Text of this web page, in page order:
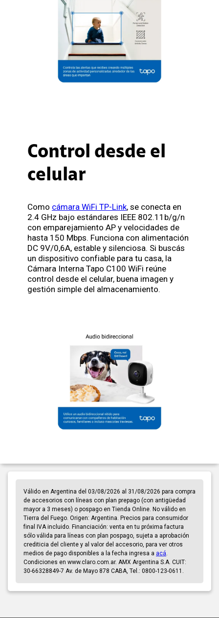
Control desde el
celular
Como cámara WiFi TP-Link, se conecta en
2.4 GHz bajo estándares IEEE 802.11b/g/n
con emparejamiento AP y velocidades de
hasta 150 Mbps. Funciona con alimentación
DC 9V/0,6A, estable y silenciosa. Si buscás
un dispositivo confiable para tu casa, la
Cámara Interna Tapo C100 WiFi reúne
control desde el celular, buena imagen y
gestión simple del almacenamiento.
Válido en Argentina del 03/08/2026 al 31/08/2026 para compra
de accesorios con líneas con plan prepago (con antigüedad
mayor a 3 meses) o pospago en Tienda Online. No válido en
Tierra del Fuego. Origen: Argentina. Precios para consumidor
final IVA incluido. Financiación: venta en tu próxima factura
sólo válida para líneas con plan pospago, sujeta a aprobación
crediticia del cliente y al valor del accesorio, para ver otros
medios de pago disponibles a la fecha ingresa a acá
Condiciones en www.claro.com.ar. AMX Argentina S.A. CUIT:
30-66328849-7 Av. de Mayo 878 CABA, Tel.: 0800-123-0611.